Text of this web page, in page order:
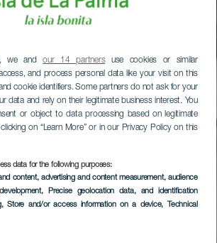
we andour 14 partnersuse cookies or similar
and process personal data like your visit on this
cookie identifiers. Some partners do not ask for your
data and rely on their legitimate business interest. You
or object to data processing based on legitimate
on “Learn More” or in our Privacy Policy on this
data for the following purposes:
content, advertising and content measurement, audience
, Precise geolocation data, and identification
, Store and/or access information on a device, Technical